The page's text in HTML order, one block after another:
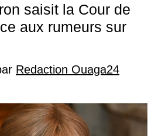
saisit la Cour de
aux rumeurs sur
Redaction Ouaga24